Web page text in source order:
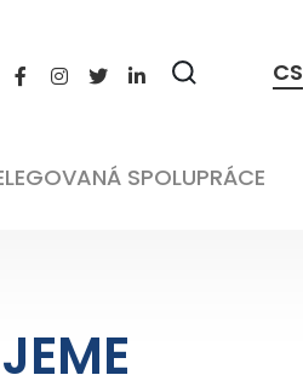
Zobrazit
CS
SPOLUPRÁCE